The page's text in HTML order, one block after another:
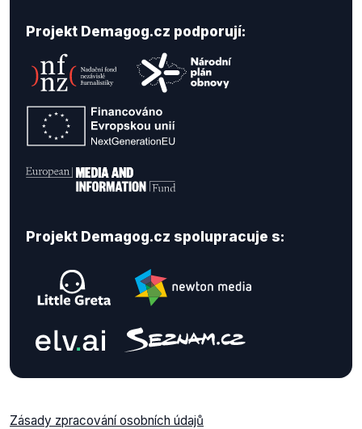
Projekt Demagog.cz podporují:
Projekt Demagog.cz spolupracuje s:
Zásady zpracování osobních údajů